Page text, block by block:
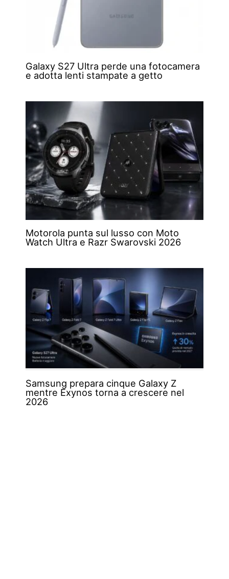
Galaxy S27 Ultra perde una fotocamera
e adotta lenti stampate a getto
Motorola punta sul lusso con Moto
Watch Ultra e Razr Swarovski 2026
Samsung prepara cinque Galaxy Z
mentre Exynos torna a crescere nel
2026